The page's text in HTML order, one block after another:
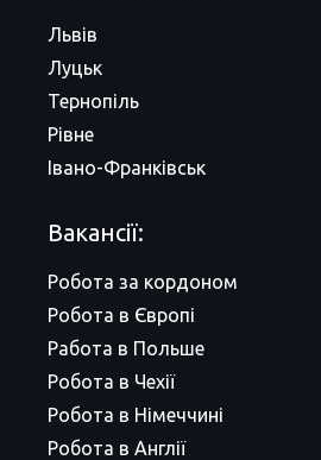
Львів
Луцьк
Тернопіль
Рівне
Івано-Франківськ
Вакансії:
Робота за кордоном
Робота в Європі
Работа в Польше
Робота в Чехії
Робота в Німеччині
Робота в Англії